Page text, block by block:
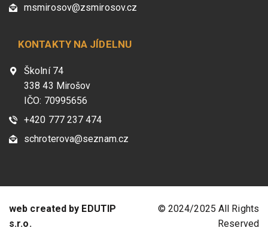
msmirosov@zsmirosov.cz
KONTAKTY NA JÍDELNU
Školní 74
338 43 Mirošov
IČO: 70995656
+420 777 237 474
schroterova@seznam.cz
web created by EDUTIP
s.r.o.
© 2024/2025 All Rights
Reserved